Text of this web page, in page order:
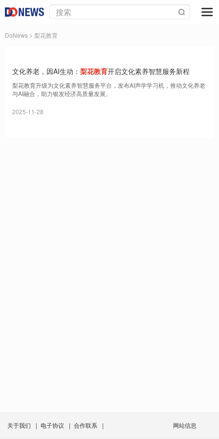
DoNews > 梨花教育
文化养老，因AI生动： 梨花教育开启文化素养智慧服务新程
梨花教育升级为文化素养智慧服务平台，发布AI声学学习机，推动文化养老
与AI融合，助力银发经济高质量发展。
2025-11-28
关于我们 | 电子协议 | 合作联系 | 网站信息